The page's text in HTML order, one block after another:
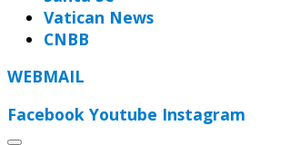
Vatican News
CNBB
WEBMAIL
Facebook Youtube Instagram